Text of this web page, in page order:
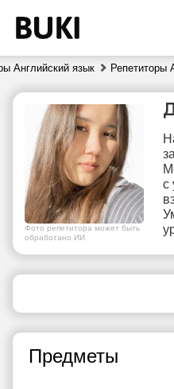
Английский язык Репетиторы
Фото репетитора может быть
обработано ИИ
с
Предметы
чт
Нет